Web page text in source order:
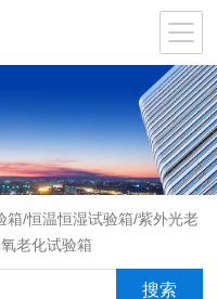
箱/恒温恒湿试验箱/紫外光老
老化试验箱